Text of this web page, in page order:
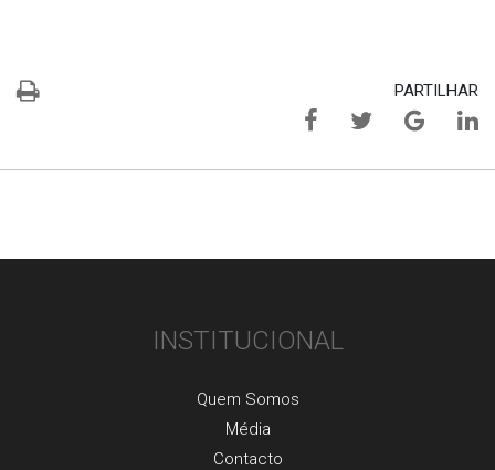
PARTILHAR
INSTITUCIONAL
Quem Somos
Média
Contacto